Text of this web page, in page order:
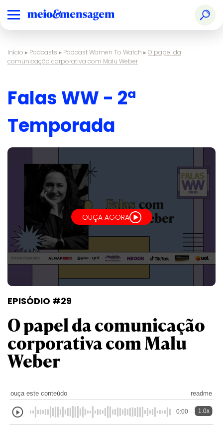
Início ▸ Podcasts ▸ Podcast Women To Watch ▸O papel da
comunicação corporativa com Malu Weber
Falas WW - 2ª
Temporada
OUÇA AGORA
EPISÓDIO #29
O papel da comunicação
corporativa com Malu
Weber
ouça este conteúdo readme
0:00 1.0x